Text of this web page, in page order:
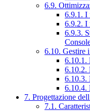
6.9.
6.9.1. I
6.9.2. I
6.9.3.
6.10. Gestire
6.10.1.
6.10.2.
6.10.3.
6.10.4.
7. Progettazione
7.1.